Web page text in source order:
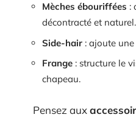
Mèches ébouriffées :
décontracté et naturel.
Side-hair : ajoute
Frange : structure le
chapeau.
Pensez aux